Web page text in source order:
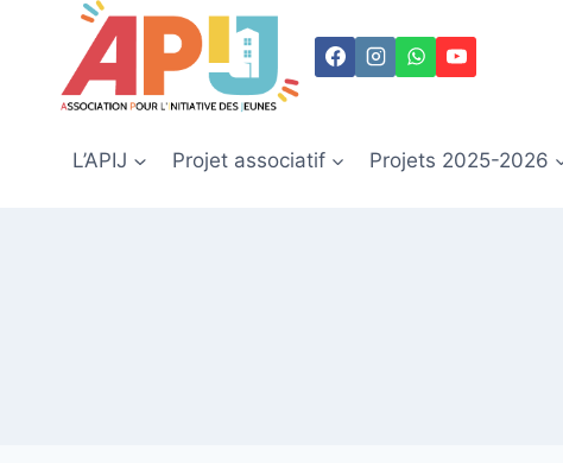
contenu
L’APIJ Projet associatif Projets 2025-2026